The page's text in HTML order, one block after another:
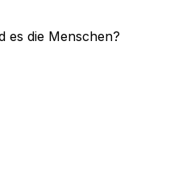
es die Menschen?